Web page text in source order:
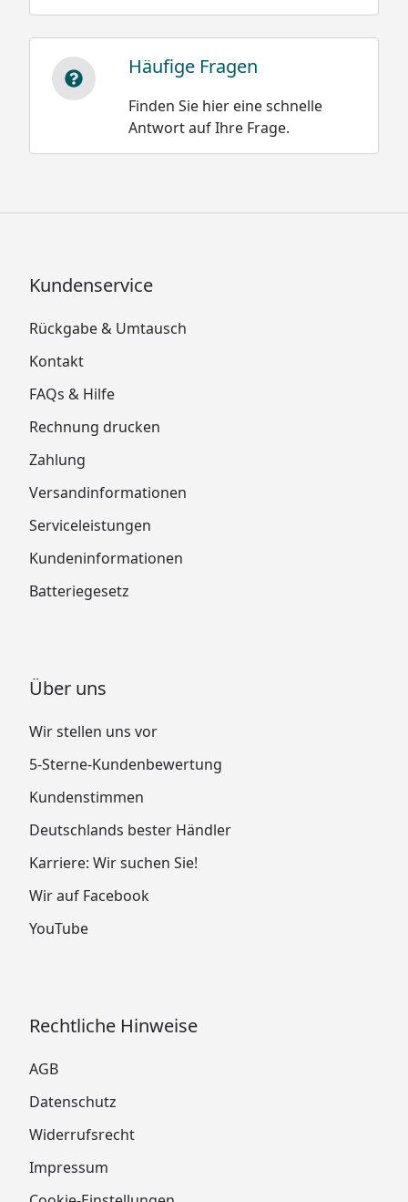
Häufige Fragen
Finden Sie hier eine schnelle
Antwort auf Ihre Frage.
Kundenservice
Rückgabe & Umtausch
Kontakt
FAQs & Hilfe
Rechnung drucken
Zahlung
Versandinformationen
Serviceleistungen
Kundeninformationen
Batteriegesetz
Über uns
Wir stellen uns vor
5-Sterne-Kundenbewertung
Kundenstimmen
Deutschlands bester Händler
Karriere: Wir suchen Sie!
Wir auf Facebook
YouTube
Rechtliche Hinweise
AGB
Datenschutz
Widerrufsrecht
Impressum